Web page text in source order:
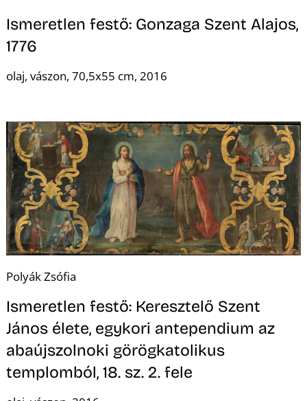
Ismeretlen festő: Gonzaga Szent Alajos,
1776
olaj, vászon, 70,5x55 cm, 2016
Polyák Zsófia
Ismeretlen festő: Keresztelő Szent
János élete, egykori antependium az
abaújszolnoki görögkatolikus
templomból, 18. sz. 2. fele